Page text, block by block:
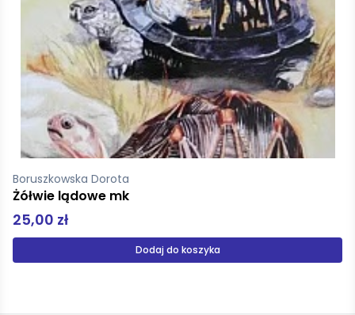
Zarawska Patrycja
Atlas grzybów
49,95 zł
Dodaj do koszyka